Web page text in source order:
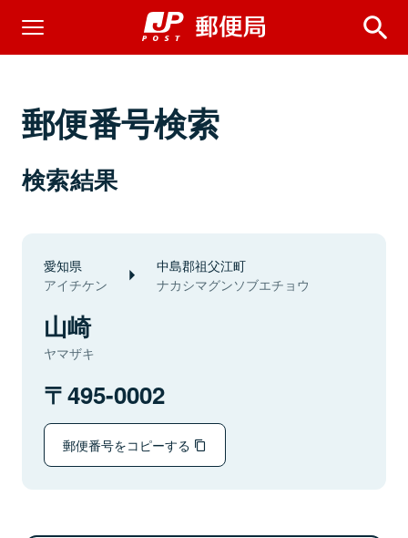
郵便番号検索
検索結果
愛知県
アイチケン
中島郡祖父江町
ナカシマグンソブエチョウ
山崎
ヤマザキ
495-0002
郵便番号をコピーする